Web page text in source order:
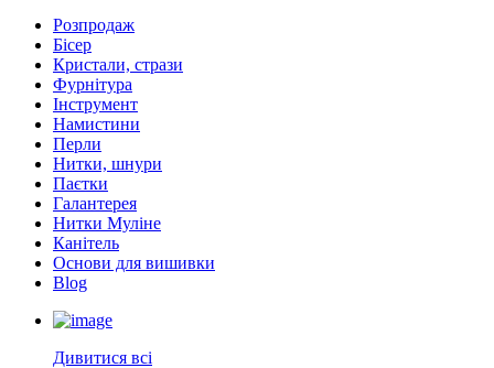
Розпродаж
Бісер
Кристали, стрази
Фурнітура
Інструмент
Намистини
Перли
Нитки, шнури
Паєтки
Галантерея
Нитки Муліне
Канітель
Основи для вишивки
Blog
Дивитися всі